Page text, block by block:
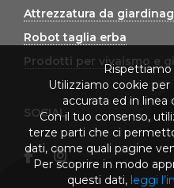
Attrezzatura da
Robot taglia erba
Prodotti per vivaismo e
SOCIAL
Rispettiamo
Utilizziamo cookie per
accurata ed in
Con il tuo consenso,
terze parti che ci
dati, come quali pagine
Per scoprire in modo
questi dati, leggi